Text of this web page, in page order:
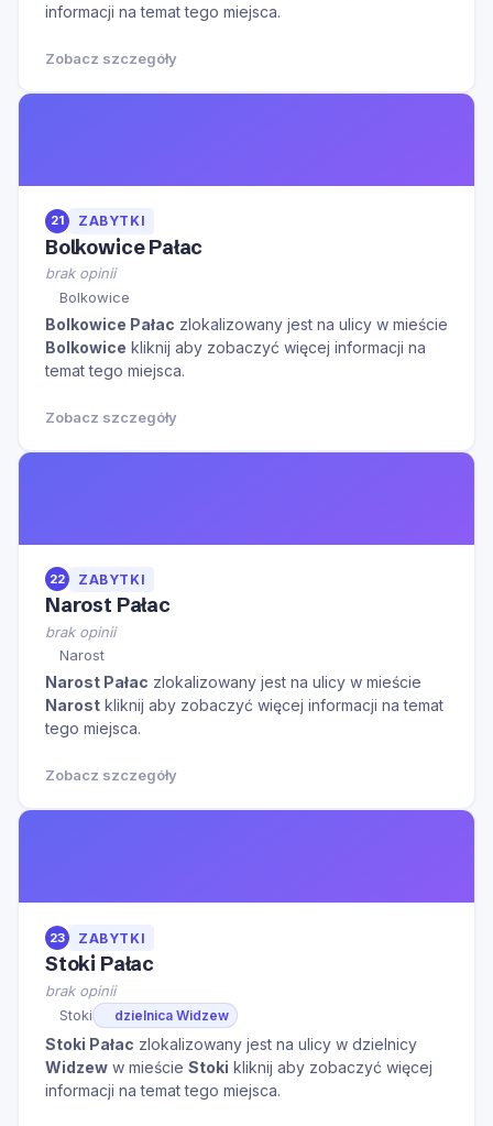
informacji na temat tego miejsca.
Zobacz szczegóły
21 ZABYTKI
Bolkowice Pałac
brak opinii
Bolkowice
Bolkowice Pałac zlokalizowany jest na ulicy w mieście
Bolkowice kliknij aby zobaczyć więcej informacji na
temat tego miejsca.
Zobacz szczegóły
22 ZABYTKI
Narost Pałac
brak opinii
Narost
Narost Pałac zlokalizowany jest na ulicy w mieście
Narost kliknij aby zobaczyć więcej informacji na temat
tego miejsca.
Zobacz szczegóły
23 ZABYTKI
Stoki Pałac
brak opinii
Stoki
dzielnica Widzew
Stoki Pałac zlokalizowany jest na ulicy w dzielnicy
Widzew w mieście Stoki kliknij aby zobaczyć więcej
informacji na temat tego miejsca.